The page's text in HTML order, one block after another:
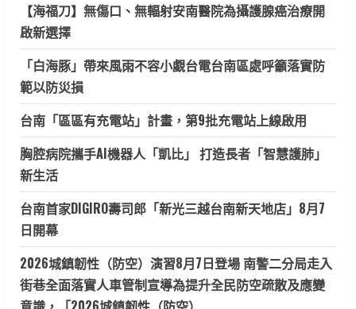
【海福刀】無傷口、無輻射安南醫院為攝護腺癌治療開
啟新選擇
「白海豚」帶來風雨不容小覷台電台南區處呼籲落實防
範以防災損
台南「區區有充電站」計畫，第9批充電站上線啟用
胸腔病院攜手AI機器人「凱比」 打造長者「智慧護肺」
新生活
台南首家DIGIRO壽司郎「新光三越台南新天地店」8月7
日開幕
2026城鎮韌性（防空）演習8月7日登場 南警二分局走入
街巷全面落實人車管制宣導為提升全民防空疏散及應變